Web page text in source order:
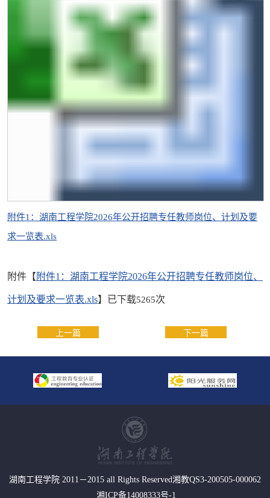
附件1：湖南工程学院2026年公开招聘专任教师岗位、计划及要
求一览表.xls
附件【 附件1：湖南工程学院2026年公开招聘专任教师岗位、
计划及要求一览表.xls】已下载5265次
上一篇 下一篇
湖南工程学院 2011－2015 all Rights Reserved湘教QS3-200505-000062
湘ICP备14008333号-1